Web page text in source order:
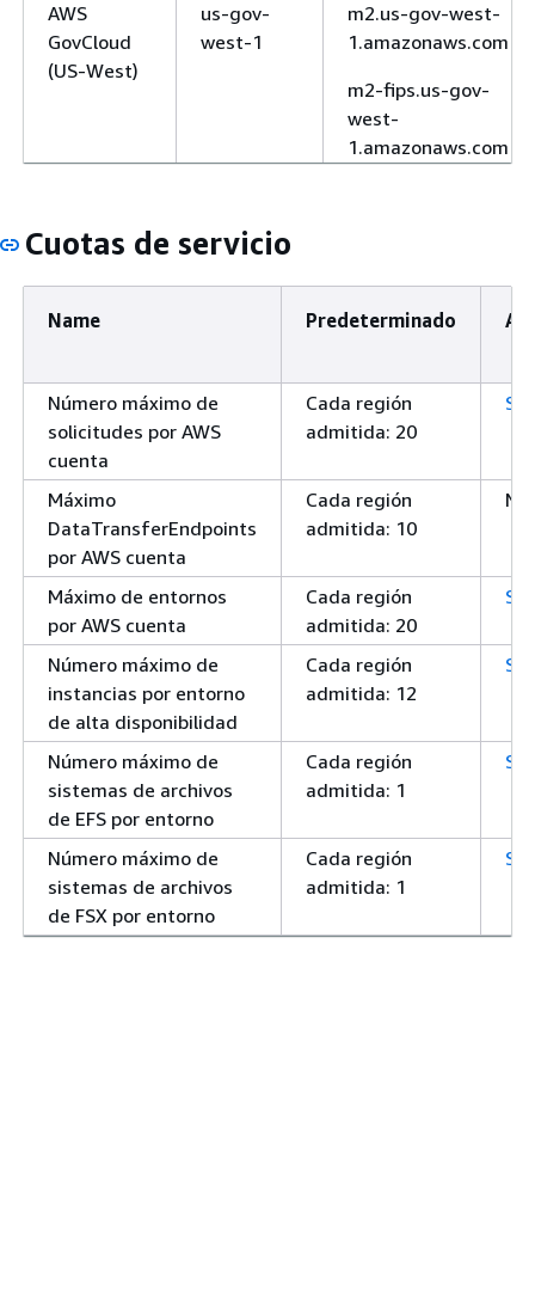
AWS
GovCloud
(US-West)
us-gov-
west-1
m2.us-gov-west-
1.amazonaws.com
m2-fips.us-gov-
west-
1.amazonaws.com
Cuotas de servicio
Name Predeterminado
Número máximo de
solicitudes por AWS
cuenta
Cada región
admitida: 20
Sí
Máximo
DataTransferEndpoints
por AWS cuenta
Cada región
admitida: 10
No
Máximo de entornos
por AWS cuenta
Cada región
admitida: 20
Sí
Número máximo de
instancias por entorno
de alta disponibilidad
Cada región
admitida: 12
Sí
Número máximo de
sistemas de archivos
de EFS por entorno
Cada región
admitida: 1
Sí
Número máximo de
sistemas de archivos
de FSX por entorno
Cada región
admitida: 1
Sí